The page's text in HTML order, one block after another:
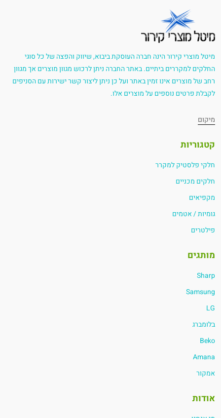
מיטל מוצרי קירור הינה חברה העוסקת ביבוא, שיווק והפצה של כל סוגי
החלקים למקררים ביתיים. באתר החברה ניתן לרכוש מגוון מוצרים אך מגוון
רחב של מוצרים אינו זמין באתר ועל כן ניתן ליצור קשר ישירות עם הסניפים
לקבלת פרטים נוספים על מוצרים אלו.
מיקום
קטגוריות
חלקי פלסטיק למקרר
חלקים מכניים
מקפיאים
גומיות / אטמים
פילטרים
מותגים
Sharp
Samsung
LG
בלומברג
Beko
Amana
אמקור
אודות